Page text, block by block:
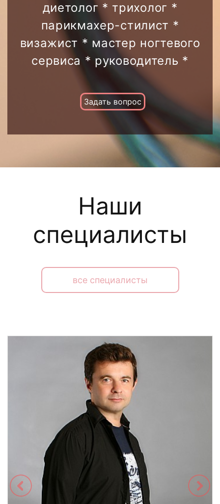
диетолог * трихолог *
парикмахер-стилист *
визажист * мастер ногтевого
сервиса * руководитель *
Задать вопрос
Наши
специалисты
все специалисты